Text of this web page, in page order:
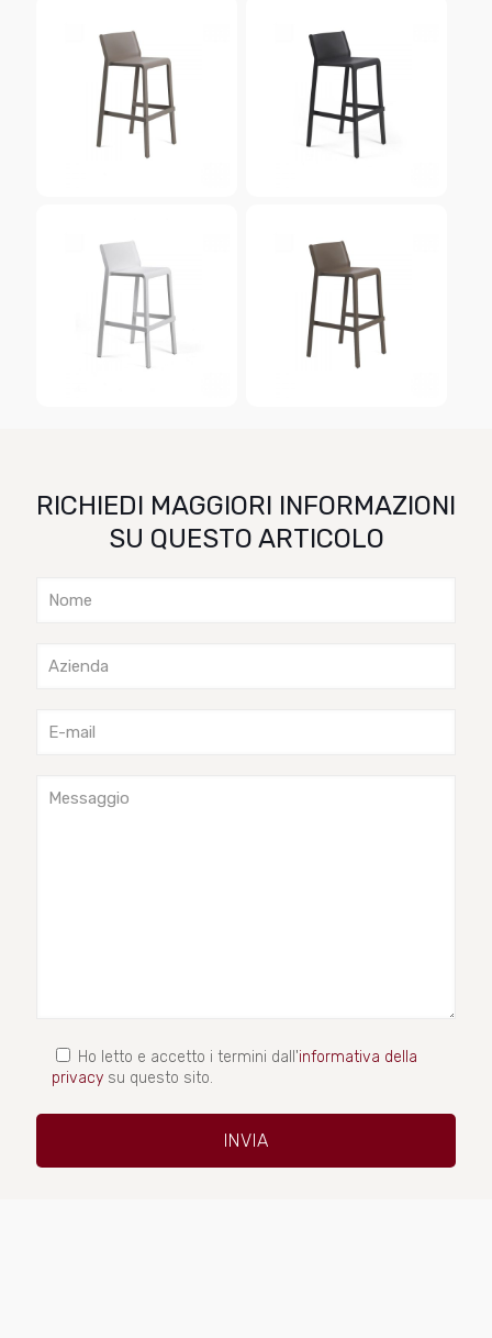
RICHIEDI MAGGIORI INFORMAZIONI
SU QUESTO ARTICOLO
Ho letto e accetto i termini dall'informativa della
privacy su questo sito.